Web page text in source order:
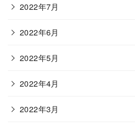
2022年7月
2022年6月
2022年5月
2022年4月
2022年3月